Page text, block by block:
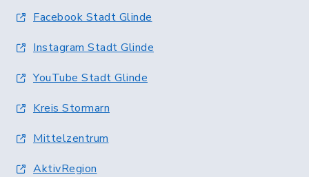
Facebook Stadt Glinde
Instagram Stadt Glinde
YouTube Stadt Glinde
Kreis Stormarn
Mittelzentrum
AktivRegion